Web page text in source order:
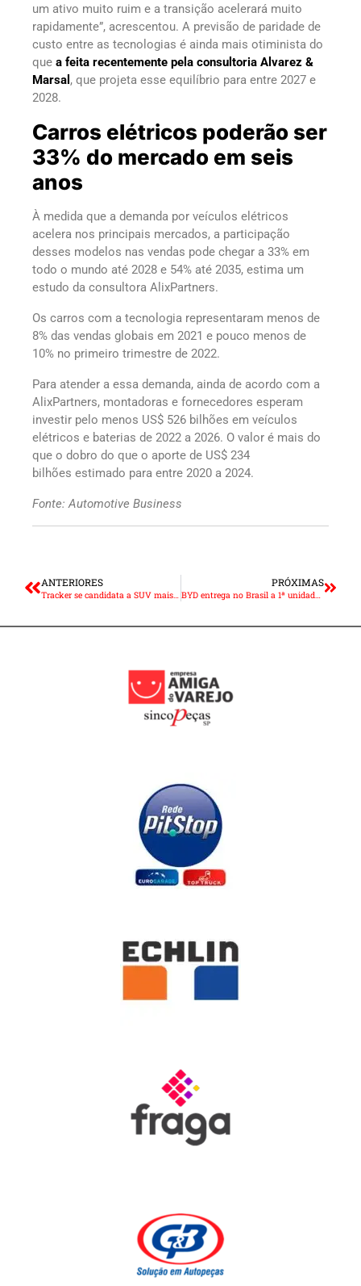
um ativo muito ruim e a transição acelerará muito
rapidamente”, acrescentou. A previsão de paridade de
custo entre as tecnologias é ainda mais otiminista do
que a feita recentemente pela consultoria Alvarez &
Marsal , que projeta esse equilíbrio para entre 2027 e
2028.
Carros elétricos poderão ser
33% do mercado em seis
anos
À medida que a demanda por veículos elétricos
acelera nos principais mercados, a participação
desses modelos nas vendas pode chegar a 33% em
todo o mundo até 2028 e 54% até 2035, estima um
estudo da consultora AlixPartners.
Os carros com a tecnologia representaram menos de
8% das vendas globais em 2021 e pouco menos de
10% no primeiro trimestre de 2022.
Para atender a essa demanda, ainda de acordo com a
AlixPartners, montadoras e fornecedores esperam
investir pelo menos US$ 526 bilhões em veículos
elétricos e baterias de 2022 a 2026. O valor é mais do
que o dobro do que o aporte de US$ 234
bilhões estimado para entre 2020 a 2024.
Fonte: Automotive Business
ANTERIORES
Tracker se candidata a SUV mais vendido do Brasil
PRÓXIMAS
BYD entrega no Brasil a 1ª unidade do D1, carro elétrico de aplicativo